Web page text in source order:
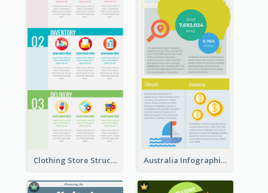
Clothing Store Structure Infographic Australia Infographic